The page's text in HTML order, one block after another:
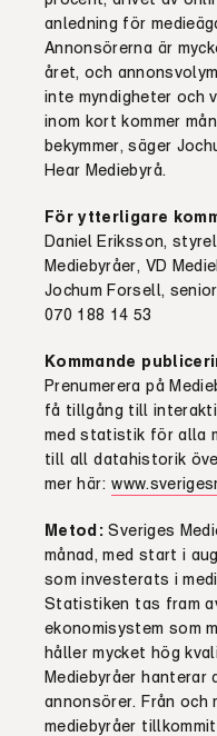
anledning för
Annonsörerna är
året, och
inte myndigheter och
inom kort kommer
bekymmer, säger
Hear Mediebyrå.
För ytterligare
Daniel Eriksson,
Mediebyråer, VD
Jochum Forsell,
070 188 14 53
Kommande
Prenumerera på
få tillgång till
med statistik för alla
till all datahistorik
mer här:
Metod:Sveriges
månad, med start i
som investerats i
Statistiken tas fram
ekonomisystem som
håller mycket hög
Mediebyråer
annonsörer. Från och
mediebyråer